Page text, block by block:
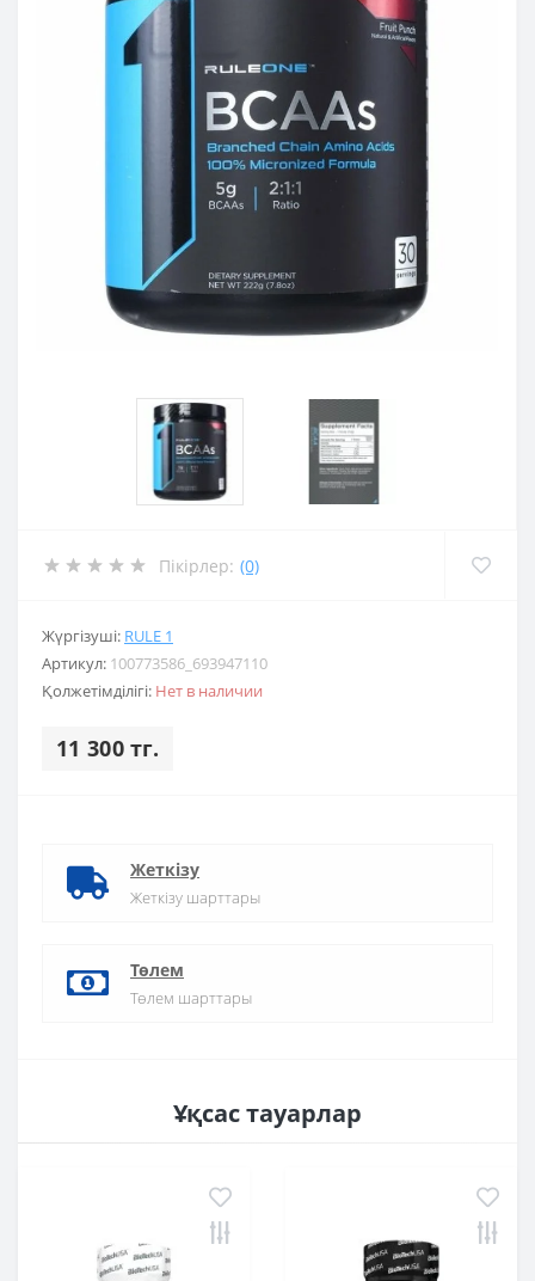
Пікірлер: (0)
Жүргізуші: RULE 1
Артикул: 100773586_693947110
Қолжетімділігі: Нет в наличии
11 300 тг.
Жеткізу
Жеткізу шарттары
Төлем
Төлем шарттары
Ұқсас тауарлар